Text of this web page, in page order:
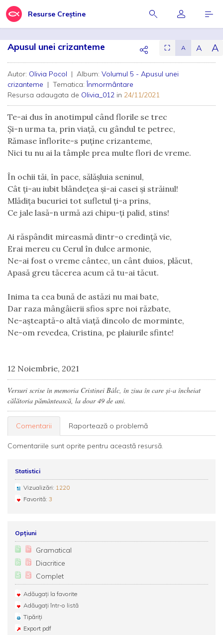
Resurse Creștine
Apusul unei crizanteme ⛶ A A A
Autor: Olivia Pocol | Album: Volumul 5 - Apusul unei
crizanteme | Tematica:Înmormântare
Resursa adaugata de Olivia_012 in 24/11/2021
Te-ai dus în anotimpul când florile se trec
Și-n urma ta, prin viață, cu gândul te petrec,
Rămase înflorite-s puține crizanteme,
Nici tu nu ai la tâmple prea multe flori de vreme.
În ochii tăi, în pace, sălășluia seninul,
Cât ți-au iubit blândețea și-ai casei și străinul!
Mlădița bucuriei tot sufletul ți-a prins,
Ce jale lasă-n urmă azi chipu-ți palid, stins!
Ai răspândit mireasmă dintr-o credință vie,
Erai mereu cu Cerul în dulce armonie,
Ne-ai fost o vreme cântec, un cânt duios, plăcut,
Apasă greu tăcerea acum că tu-ai tăcut.
Inima ta cea bună de astăzi nu mai bate,
Dar raza mângâierii sfios spre noi răzbate,
Ne-așteaptă-o altă viață dincolo de morminte,
Ne-om revedea, Cristina, pe plaiurile sfinte!
12 Noiembrie, 2021
Versuri scrise în memoria Cristinei Bâlc, în ziua în care și-a încheiat
călătoria pământească, la doar 49 de ani.
Comentarii Raportează o problemă
Comentariile sunt oprite pentru această resursă.
Statistici
Vizualizări: 1220
Favorită: 3
Opțiuni
Gramatical
Diacritice
Complet
Adăugați la favorite
Adăugați într-o listă
Tipăriți
Export pdf